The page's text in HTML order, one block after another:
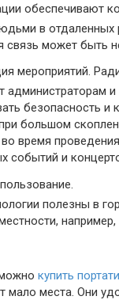
обеспечивают
в отдаленных
связь может быть
мероприятий.
администраторам и
безопасность и
большом
время
событий и
полезны в
купить
мало места. Они